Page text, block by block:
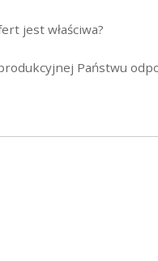
jest właściwa?
Państwu